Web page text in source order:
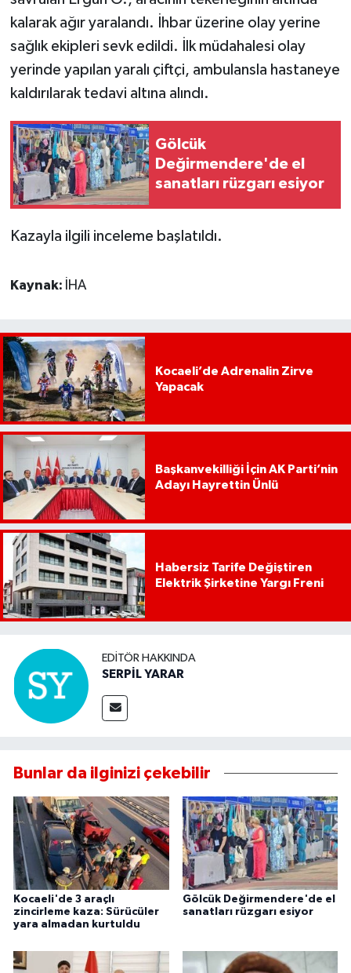
kalarak ağır yaralandı. İhbar üzerine olay yerine
sağlık ekipleri sevk edildi. İlk müdahalesi olay
yerinde yapılan yaralı çiftçi, ambulansla hastaneye
kaldırılarak tedavi altına alındı.
Gölcük
Değirmendere'de el
sanatları rüzgarı esiyor
Kazayla ilgili inceleme başlatıldı.
Kaynak: İHA
Kocaeli’de Adrenalin Zirve
Yapacak
Başkanvekilliği İçin AK Parti’nin
Adayı Hayrettin Ünlü
Habersiz Tarife Değiştiren
Elektrik Şirketine Yargı Freni
EDITÖR HAKKINDA
SERPİL YARAR
Bunlar da ilginizi çekebilir
Kocaeli'de 3 araçlı
zincirleme kaza: Sürücüler
yara almadan kurtuldu
Gölcük Değirmendere'de el
sanatları rüzgarı esiyor